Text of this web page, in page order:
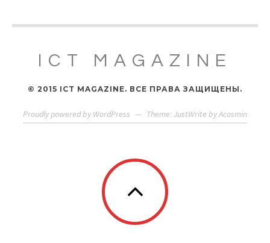
ICT MAGAZINE
© 2015 ICT MAGAZINE. ВСЕ ПРАВА ЗАЩИЩЕНЫ.
Proudly powered by WordPress — Theme: JustWrite byAcosmin